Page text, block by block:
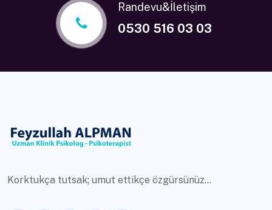
Randevu&İletişim
0530 516 03 03
Korktukça tutsak; umut ettikçe özgürsünüz...